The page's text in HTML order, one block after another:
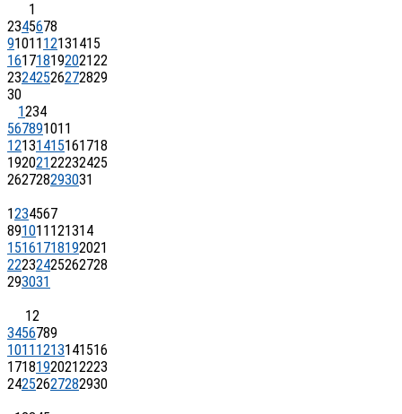
1
2345678
91011 12131415
16171819202122
23242526272829
30
1234
567891011
12131415161718
19202122232425
262728293031
1234567
891011 121314
15161718192021
22232425262728
293031
12
3456789
1011 1213141516
17181920212223
24252627282930